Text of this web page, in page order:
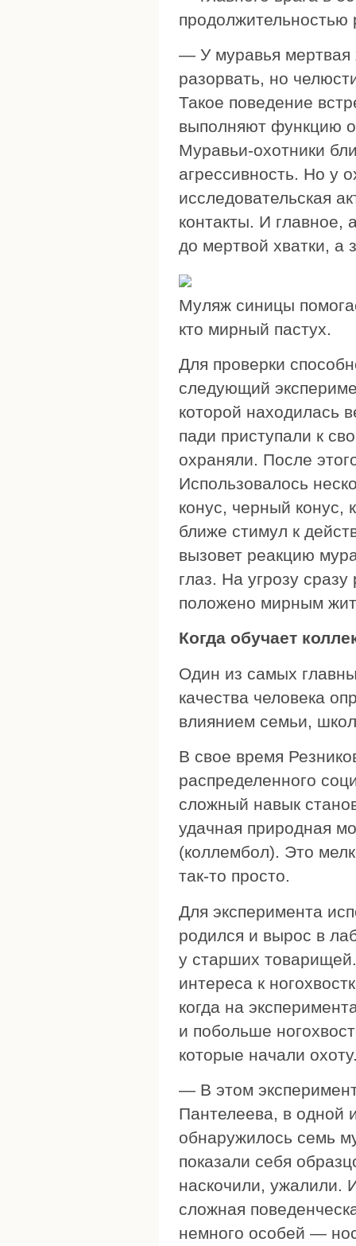
продолжительностью
— У муравья мертвая
разорвать, но
Такое поведение
выполняют функцию
Муравьи-охотники
агрессивность. Но у
исследовательская
контакты. И главное,
до мертвой хватки, а
Муляж синицы
кто мирный пастух.
Для проверки
следующий
которой находилась
пади приступали к
охраняли. После
Использовалось
конус, черный конус,
ближе стимул к
вызовет реакцию
глаз. На угрозу
положено мирным
Когда обучает
Один из самых
качества человека
влиянием семьи,
В свое время
распределенного
сложный навык
удачная природная
(коллембол). Это
так-то просто.
Для эксперимента
родился и вырос в
у старших
интереса к
когда на
и побольше
которые начали
— В этом
Пантелеева, в одной
обнаружилось семь
показали себя
наскочили, ужалили.
сложная
немного особей —